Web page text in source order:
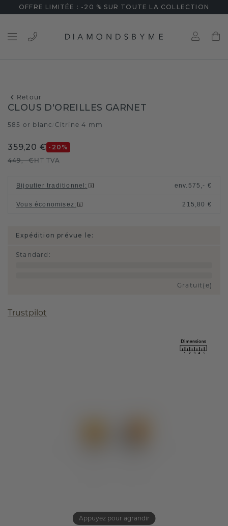
OFFRE LIMITÉE : -20 % SUR TOUTE LA COLLECTION
Retour
Appuyez pour agrandir
CLOUS D'OREILLES GARNET
585 or blanc Citrine 4 mm
359,20 € -20 %
449,- €HT TVA
Bijoutier traditionnel : env. 575,- €
Vous économisez: 215,80 €
Expédition prévue le:
Standard :
Gratuit(e)
Trustpilot